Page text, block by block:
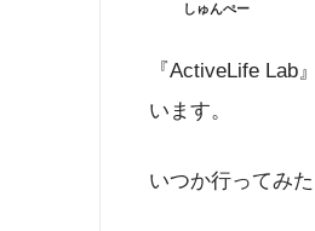
しゅんぺー
『ActiveLife
います。
いつか行ってみ